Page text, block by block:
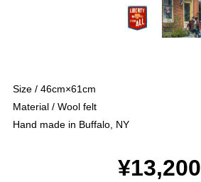
Size / 46cm×61cm
Material / Wool felt
Hand made in Buffalo, NY
¥13,200